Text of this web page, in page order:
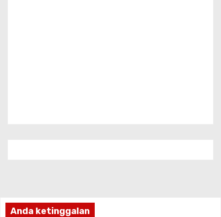
Anda ketinggalan